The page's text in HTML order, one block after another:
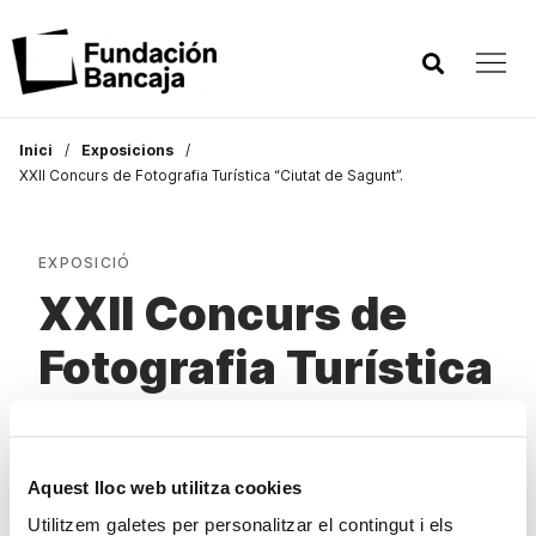
Aquest lloc web utilitza cookies
Utilitzem galetes per personalitzar el contingut i els
Inici
Exposicions
XXII Concurs de Fotografia Turística “Ciutat de Sagunt”.
EXPOSICIÓ
XXII Concurs de
Fotografia Turística
DATA